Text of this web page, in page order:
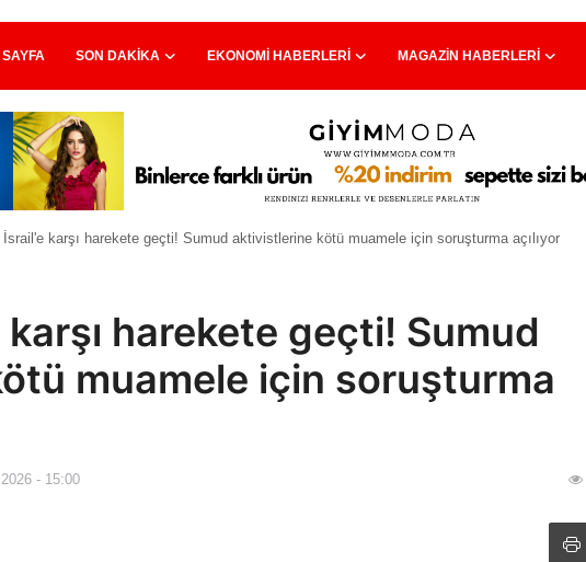
SON DAKIKA EKONOMI HABERLERI MAGAZIN HABERLERI
İsrail'e karşı harekete geçti! Sumud aktivistlerine kötü muamele için soruşturma açılıyor
harekete geçti! Sumud
muamele için soruşturma
- 15:00